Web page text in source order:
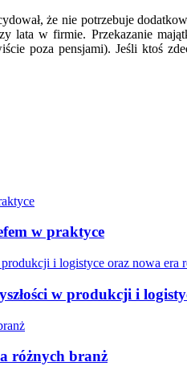
że nie potrzebuje
lata w firmie. Przekazanie
poza pensjami). Jeśli ktoś
w praktyce
w produkcji i
różnych branż